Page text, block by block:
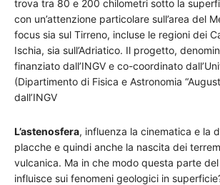
trova tra 80 e 200 chilometri sotto la
con un’attenzione particolare sull’area del
focus sia sul Tirreno, incluse le regioni dei
Ischia, sia sull’Adriatico. Il progetto,
finanziato dall’INGV e co-coordinato
(Dipartimento di Fisica e Astronomia
dall’INGV
L’astenosfera, influenza la cinematica e la
placche e quindi anche la nascita dei
vulcanica. Ma in che modo questa parte
influisce sui fenomeni geologici in